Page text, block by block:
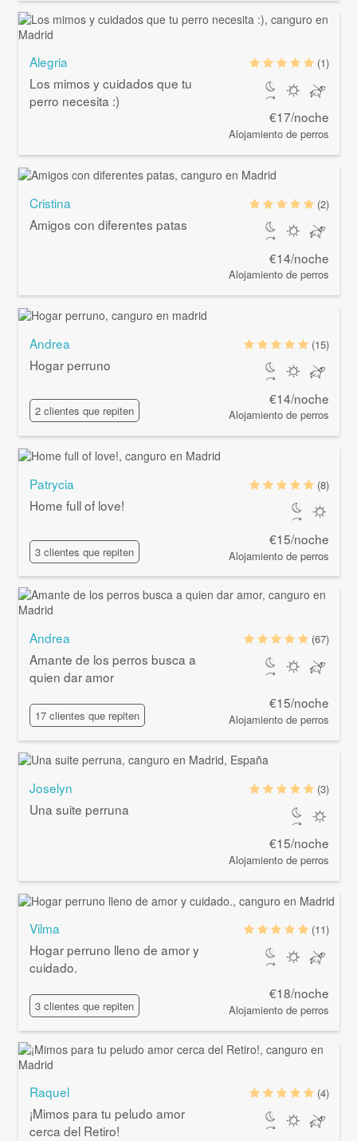
Alegria
Los mimos y cuidados que tu
perro necesita :)
(1)
€17/noche
Alojamiento de perros
Cristina
Amigos con diferentes patas
(2)
€14/noche
Alojamiento de perros
Andrea
Hogar perruno
2 clientes que repiten
(15)
€14/noche
Alojamiento de perros
Patrycia
Home full of love!
3 clientes que repiten
(8)
€15/noche
Alojamiento de perros
Andrea
Amante de los perros busca a
quien dar amor
17 clientes que repiten
(67)
€15/noche
Alojamiento de perros
Joselyn
Una suite perruna
(3)
€15/noche
Alojamiento de perros
Vilma
Hogar perruno lleno de amor y
cuidado.
3 clientes que repiten
(11)
€18/noche
Alojamiento de perros
Raquel
¡Mimos para tu peludo amor
cerca del Retiro!
(4)